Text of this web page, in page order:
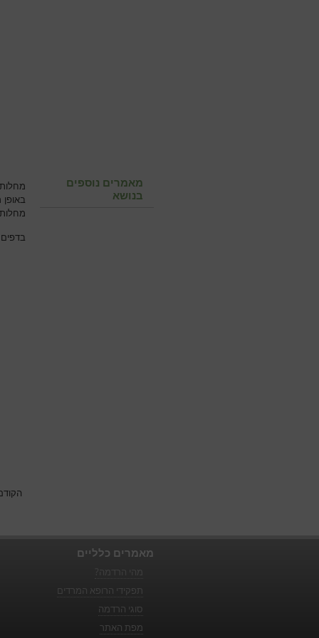
מאמרים נוספים
בנושא
מאמרים כלליים
תפקידי הרופא המרדים
סוגי הרדמה
מפת האתר